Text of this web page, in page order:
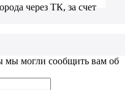
через ТК, за счет
мы могли сообщить вам об